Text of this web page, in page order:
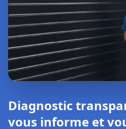
Diagnostic
vous informe et